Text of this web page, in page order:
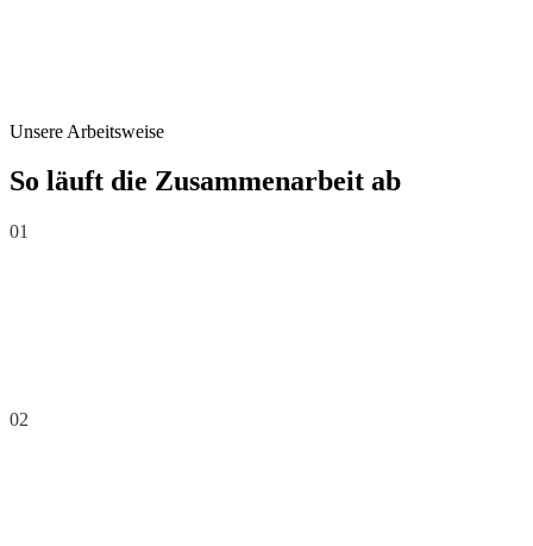
Unsere Arbeitsweise
So läuft die Zusammenarbeit ab
01
02